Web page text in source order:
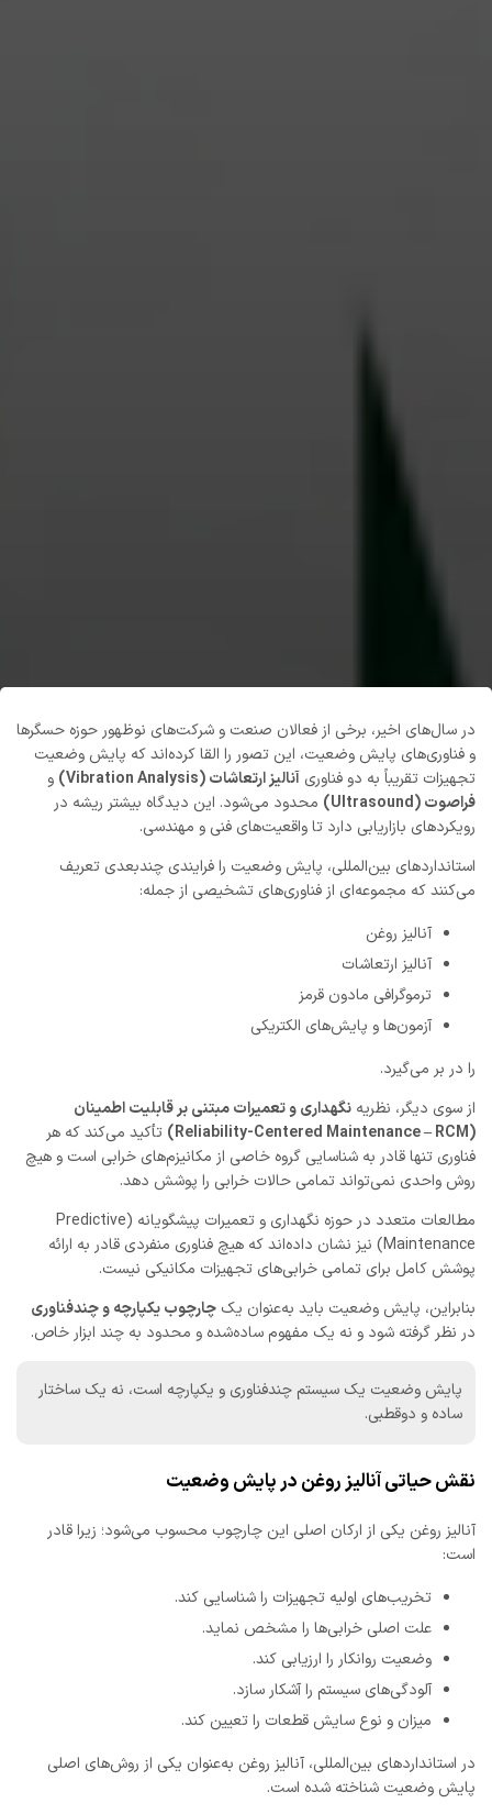
در سال‌های اخیر، برخی از فعالان صنعت و شرکت‌های نوظهور حوزه حسگرها
و فناوری‌های پایش وضعیت، این تصور را القا کرده‌اند که پایش وضعیت
تجهیزات تقریباً به دو فناوری آنالیز ارتعاشات (Vibration Analysis)
و
فراصوت (Ultrasound)
محدود می‌شود. این دیدگاه بیشتر ریشه در
رویکردهای بازاریابی دارد تا واقعیت‌های فنی و مهندسی.
استانداردهای بین‌المللی، پایش وضعیت را فرایندی چندبعدی تعریف
می‌کنند که مجموعه‌ای از فناوری‌های تشخیصی از جمله:
آنالیز روغن
آنالیز ارتعاشات
ترموگرافی مادون قرمز
آزمون‌ها و پایش‌های الکتریکی
را در بر می‌گیرد.
از سوی دیگر، نظریه نگهداری و تعمیرات مبتنی بر قابلیت اطمینان
(Reliability-Centered Maintenance – RCM)
تأکید می‌کند که هر
فناوری تنها قادر به شناسایی گروه خاصی از مکانیزم‌های خرابی است و هیچ
روش واحدی نمی‌تواند تمامی حالات خرابی را پوشش دهد.
مطالعات متعدد در حوزه نگهداری و تعمیرات پیشگویانه (Predictive
Maintenance) نیز نشان داده‌اند که هیچ فناوری منفردی قادر به ارائه
پوشش کامل برای تمامی خرابی‌های تجهیزات مکانیکی نیست.
بنابراین، پایش وضعیت باید به‌عنوان یک چارچوب یکپارچه و چندفناوری
در نظر گرفته شود و نه یک مفهوم ساده‌شده و محدود به چند ابزار خاص.
پایش وضعیت یک سیستم چندفناوری و یکپارچه است، نه یک ساختار
ساده و دوقطبی.
نقش حیاتی آنالیز روغن در پایش وضعیت
آنالیز روغن یکی از ارکان اصلی این چارچوب محسوب می‌شود؛ زیرا قادر
است:
تخریب‌های اولیه تجهیزات را شناسایی کند.
علت اصلی خرابی‌ها را مشخص نماید.
وضعیت روانکار را ارزیابی کند.
آلودگی‌های سیستم را آشکار سازد.
میزان و نوع سایش قطعات را تعیین کند.
در استانداردهای بین‌المللی، آنالیز روغن به‌عنوان یکی از روش‌های اصلی
پایش وضعیت شناخته شده است.